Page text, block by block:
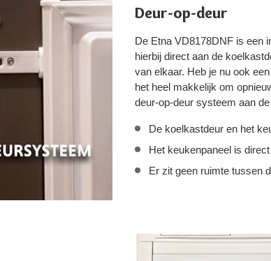
Deur-op-deur
De Etna VD8178DNF is een
hierbij direct aan de
van elkaar. Heb je nu ook
het heel makkelijk om
deur-op-deur systeem aan
De koelkastdeur en het
Het keukenpaneel is
Er zit geen ruimte tussen